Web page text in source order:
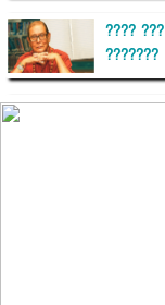
????
???????